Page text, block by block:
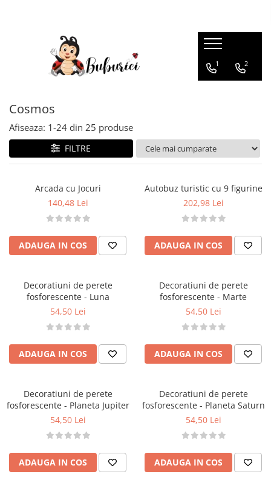
Construcții
Accesorii
Exterior
Interior
Bebeluși
Diverse
Mașinuțe
5-7 Ani
8-10 Ani
1 2
Cosmos
Afiseaza: 1-24 din 25 produse
FILTRE
Arcada cu Jocuri
140,48 Lei
ADAUGA IN COS
Autobuz turistic cu 9 figurine
202,98 Lei
ADAUGA IN COS
Decoratiuni de perete
fosforescente - Luna
54,50 Lei
ADAUGA IN COS
Decoratiuni de perete
fosforescente - Marte
54,50 Lei
ADAUGA IN COS
Decoratiuni de perete
fosforescente - Planeta Jupiter
54,50 Lei
ADAUGA IN COS
Decoratiuni de perete
fosforescente - Planeta Saturn
54,50 Lei
ADAUGA IN COS